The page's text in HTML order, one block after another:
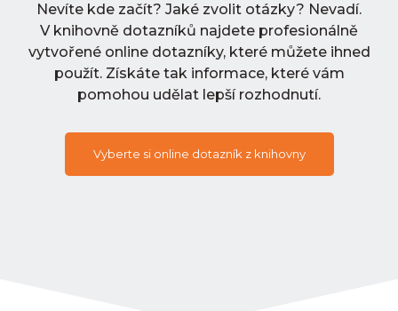
Nevíte kde začít? Jaké zvolit otázky? Nevadí.
V knihovně dotazníků najdete profesionálně
vytvořené online dotazníky, které můžete ihned
použít. Získáte tak informace, které vám
pomohou udělat lepší rozhodnutí.
Vyberte si online dotazník z knihovny